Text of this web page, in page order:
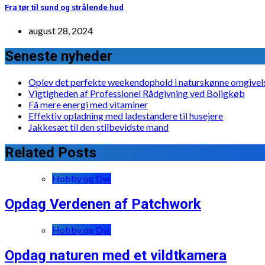
Fra tør til sund og strålende hud
august 28, 2024
Seneste nyheder
Oplev det perfekte weekendophold i naturskønne
Vigtigheden af Professionel Rådgivning ved Boligkøb
Få mere energi med vitaminer
Effektiv opladning med ladestandere til husejere
Jakkesæt til den stilbevidste mand
Related Posts
Hobby og Dyr
Opdag Verdenen af Patchwork
Hobby og Dyr
Opdag naturen med et vildtkamera